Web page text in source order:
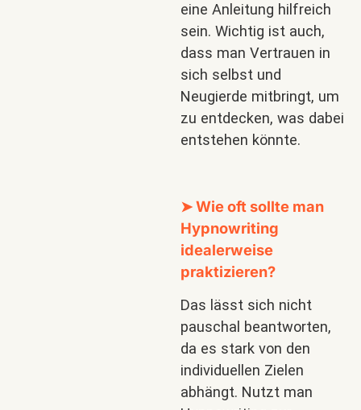
eine Anleitung hilfreich
sein. Wichtig ist auch,
dass man Vertrauen in
sich selbst und
Neugierde mitbringt, um
zu entdecken, was dabei
entstehen könnte.
➤ Wie oft sollte man
Hypnowriting
idealerweise
praktizieren?
Das lässt sich nicht
pauschal beantworten,
da es stark von den
individuellen Zielen
abhängt. Nutzt man